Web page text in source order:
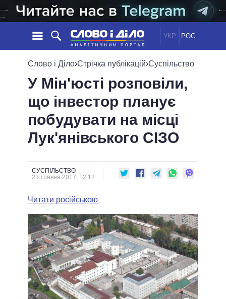
УКР РОС
НОВИНИ
СТРІЧКА
ПОДІЇ
СТАТТІ
ДУМКИ
ОГЛЯДИ
ДАЙДЖЕСТИ
ПОЛІТИКА
ЕКОНОМІКА
СУСПІЛЬСТВО
ОБIЦЯНКИ
ПОЛIТИКИ
УСІ ПОЛІТИКИ
ПРЕЗИДЕНТ І ОФІС
ВЕРХОВНА РАДА
КАБІНЕТ МІНІСТРІВ
МЕРИ МІСТ
ВСІ ПЕРСОНИ
ПІДТРИМАТИ
ПОРІВНЯННЯ ПОЛІТИКІВ
Слово і Діло›Стрічка публікацій›Суспільство
У Мін'юсті розповіли,
що інвестор планує
побудувати на місці
Лук'янівського СІЗО
СУСПІЛЬСТВО
23 травня 2017, 12:12
Читати російською